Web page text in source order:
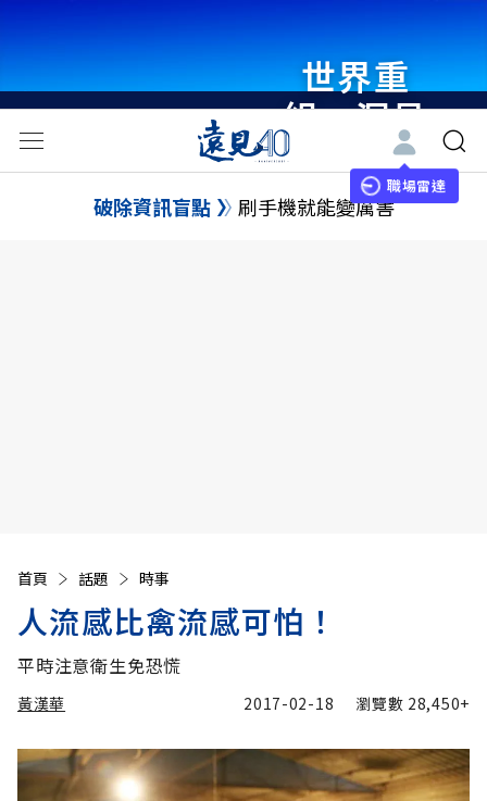
世界重
組・洞見
未來 與
世界領袖
職場雷達
破除資訊盲點 刷手機就能變厲害
首頁 話題 時事
人流感比禽流感可怕！
平時注意衛生免恐慌
黃漢華 2017-02-18 瀏覽數 28,450+